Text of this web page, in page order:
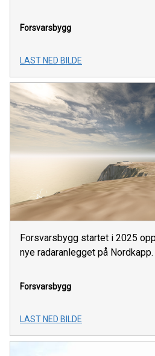
Forsvarsbygg
LAST NED BILDE
Forsvarsbygg startet i 2025
nye radaranlegget på Nordkapp.
Forsvarsbygg
LAST NED BILDE